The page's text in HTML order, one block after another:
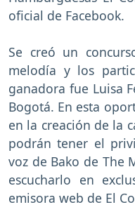
oficial de Facebook.
Se creó un
melodía y los
ganadora fue Luisa
Bogotá. En esta
en la creación de la
podrán tener el
voz de Bako de The
escucharlo en
emisora web de El